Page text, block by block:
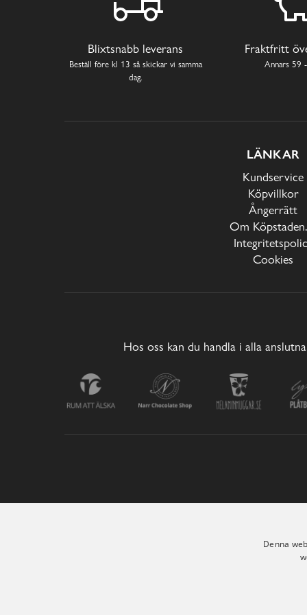
Blixtsnabb leverans
Beställ före kl 13 så skickar vi samma
dag.
Fraktfritt
Annars 59
LÄNKAR
Kundservice
Köpvillkor
Ångerrätt
Om
Cookies
Hos oss kan du handla i alla
Denna